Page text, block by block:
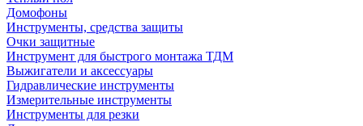
Домофоны
Инструменты, средства защиты
Очки защитные
Инструмент для быстрого монтажа ТДМ
Выжигатели и аксессуары
Гидравлические инструменты
Измерительные инструменты
Инструменты для резки